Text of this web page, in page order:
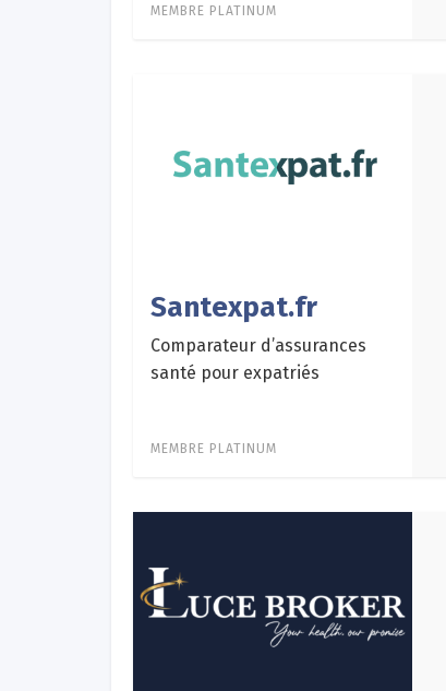
MEMBRE PLATINUM
Santexpat.fr
Comparateur d’assurances
santé pour expatriés
MEMBRE PLATINUM